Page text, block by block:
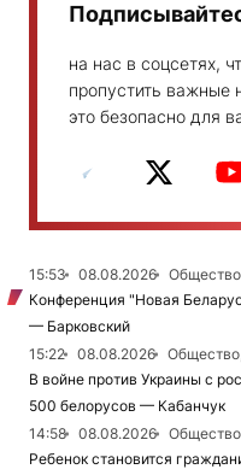
на нас в соцсетях,
пропустить важные
это безопасно для
15:53 08.08.2026
Конференция "Новая
— Барковский
15:22
08.08.2026
В войне против Украины с
500 белорусов — Кабанчук
14:58
08.08.2026
Общество
Ребенок становится